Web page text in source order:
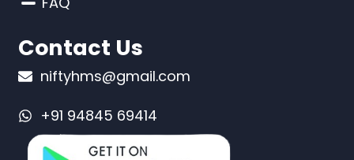
Contact Us
niftyhms@gmail.com
+91 94845 69414